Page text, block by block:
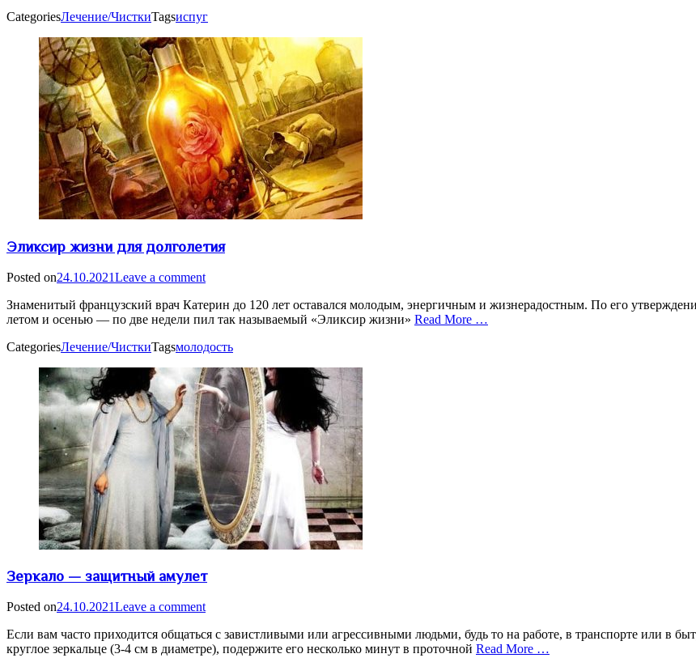
CategoriesЛечение/ЧисткиTagsиспуг
Эликсир жизни для долголетия
Posted on24.10.2021Leave a comment
Знаменитый французский врач Катерин до 120 лет оставался молодым, энергичным и жизнерадостным. По его
летом и осенью — по две недели пил так называемый «Эликсир жизни» Read More …
CategoriesЛечение/ЧисткиTagsмолодость
Зеркало — защитный амулет
Posted on24.10.2021Leave a comment
Если вам часто приходится общаться с завистливыми или агрессивными людьми, будь то на работе, в транспорте или в
круглое зеркальце (3-4 см в диаметре), подержите его несколько минут в проточной Read More …